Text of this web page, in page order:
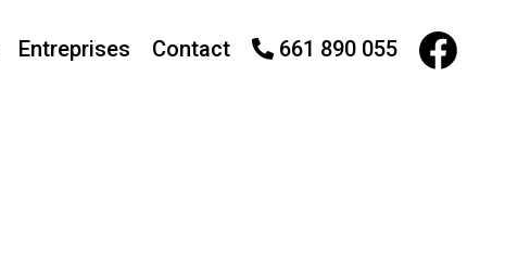
Entreprises Contact 661 890 055